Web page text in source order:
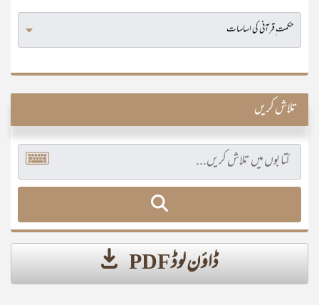
تلاش کریں
ڈاؤن لوڈ PDF